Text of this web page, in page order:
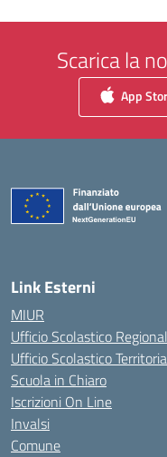
Scarica la
App
Link Esterni
MIUR
Ufficio Scolastico
Ufficio Scolastico
Scuola in Chiaro
Iscrizioni On Line
Invalsi
Comune